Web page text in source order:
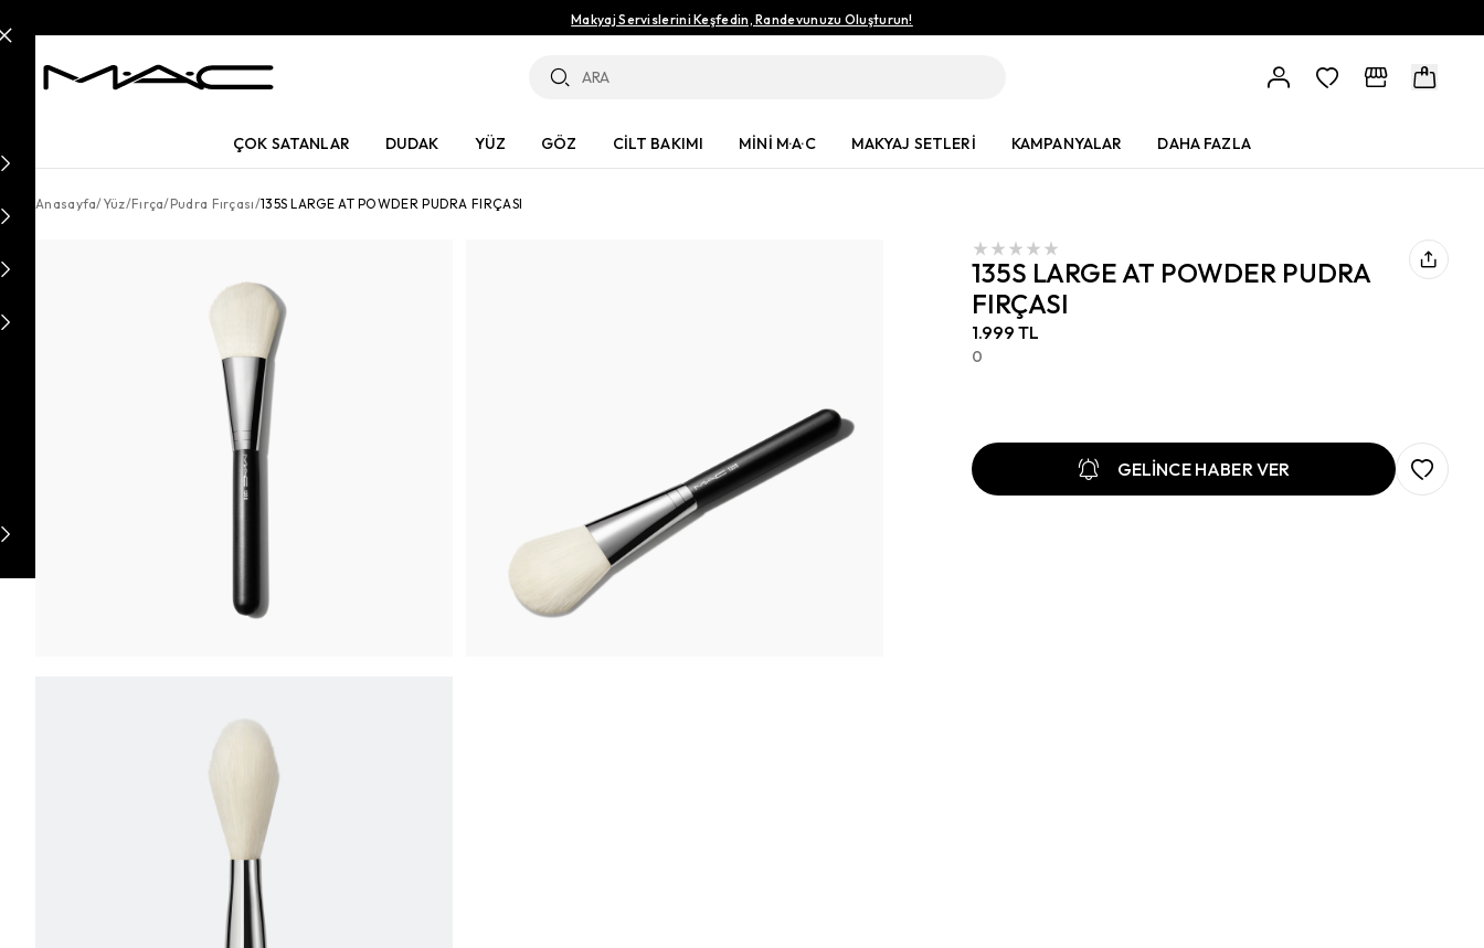
Makyaj Servislerini Keşfedin, Randevunuzu Oluşturun!
ÇOK SATANLAR DUDAK YÜZ GÖZ CİLT BAKIMI MİNİ M·A·C MAKYAJ SETLERİ KAMPANYALAR DAHA FAZLA
Anasayfa/Yüz/Fırça/Pudra Fırçası/135S LARGE AT POWDER PUDRA FIRÇASI
135S LARGE AT POWDER PUDRA
FIRÇASI
1.999 TL
0
GELİNCE HABER VER